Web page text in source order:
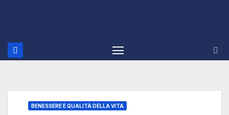
BENESSERE E QUALITÀ DELLA VITA